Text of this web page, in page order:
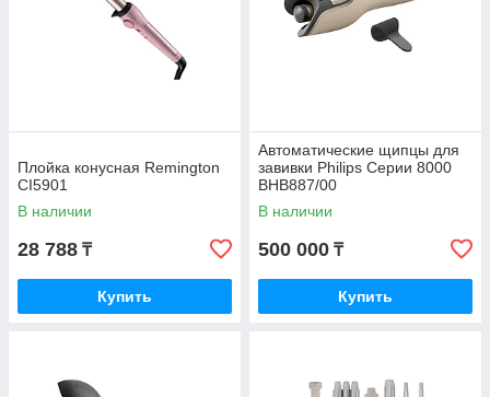
Плойка конусная Remington
CI5901
В наличии
28 788 ₸
Купить
Автоматические щипцы для
завивки Philips Серии 8000
BHB887/00
В наличии
500 000 ₸
Купить